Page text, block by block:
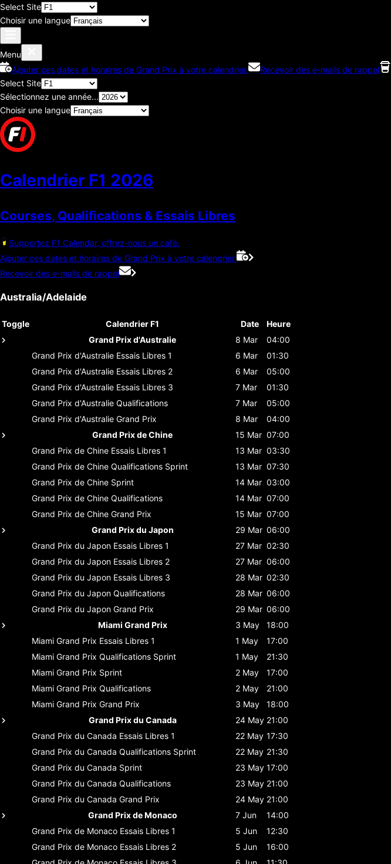
Select Site
Choisir une langue
Menu
Ajouter ces dates et horaires de Grand Prix à votre calendrier.
Recevoir des e-mails de rappel
Select Site
Sélectionnez une année...
Choisir une langue
Calendrier F1 2026
Courses, Qualifications & Essais Libres
Supportez F1 Calendar, offrez-nous un café.
Ajouter ces dates et horaires de Grand Prix à votre calendrier.
Recevoir des e-mails de rappel
Australia/Adelaide
Toggle Calendrier F1 Date
Heure
Grand Prix d'Australie
8 Mar
04:00
Grand Prix d'Australie Essais Libres 1 6 Mar
01:30
Grand Prix d'Australie Essais Libres 2 6 Mar
05:00
Grand Prix d'Australie Essais Libres 3 7 Mar
01:30
Grand Prix d'Australie Qualifications 7 Mar
05:00
Grand Prix d'Australie Grand Prix 8 Mar
04:00
Grand Prix de Chine
15 Mar 07:00
Grand Prix de Chine Essais Libres 1 13 Mar 03:30
Grand Prix de Chine Qualifications Sprint 13 Mar 07:30
Grand Prix de Chine Sprint 14 Mar 03:00
Grand Prix de Chine Qualifications 14 Mar 07:00
Grand Prix de Chine Grand Prix 15 Mar 07:00
Grand Prix du Japon
29 Mar 06:00
Grand Prix du Japon Essais Libres 1 27 Mar 02:30
Grand Prix du Japon Essais Libres 2 27 Mar 06:00
Grand Prix du Japon Essais Libres 3 28 Mar 02:30
Grand Prix du Japon Qualifications 28 Mar 06:00
Grand Prix du Japon Grand Prix 29 Mar 06:00
Miami Grand Prix
3 May
18:00
Miami Grand Prix Essais Libres 1 1 May
17:00
Miami Grand Prix Qualifications Sprint 1 May
21:30
Miami Grand Prix Sprint 2 May
17:00
Miami Grand Prix Qualifications 2 May
21:00
Miami Grand Prix Grand Prix 3 May
18:00
Grand Prix du Canada
24 May 21:00
Grand Prix du Canada Essais Libres 1 22 May 17:30
Grand Prix du Canada Qualifications Sprint 22 May 21:30
Grand Prix du Canada Sprint 23 May 17:00
Grand Prix du Canada Qualifications 23 May 21:00
Grand Prix du Canada Grand Prix 24 May 21:00
Grand Prix de Monaco
7 Jun
14:00
Grand Prix de Monaco Essais Libres 1 5 Jun
12:30
Grand Prix de Monaco Essais Libres 2 5 Jun
16:00